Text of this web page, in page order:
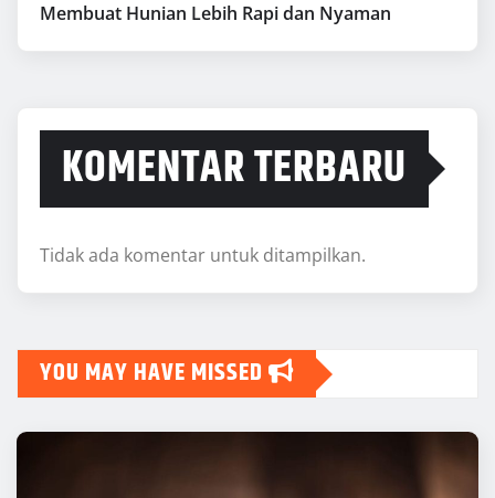
Membuat Hunian Lebih Rapi dan Nyaman
KOMENTAR TERBARU
Tidak ada komentar untuk ditampilkan.
YOU MAY HAVE MISSED